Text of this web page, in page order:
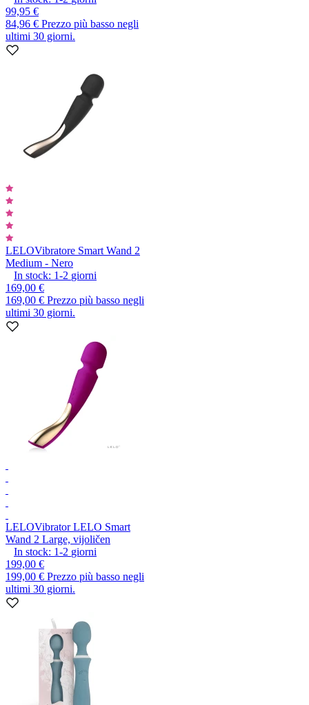
99,95 €
84,96 € Prezzo più basso negli
ultimi 30 giorni.
LELOVibratore Smart Wand 2
Medium - Nero
In stock: 1-2 giorni
169,00 €
169,00 € Prezzo più basso negli
ultimi 30 giorni.
LELOVibrator LELO Smart
Wand 2 Large, vijoličen
In stock: 1-2 giorni
199,00 €
199,00 € Prezzo più basso negli
ultimi 30 giorni.